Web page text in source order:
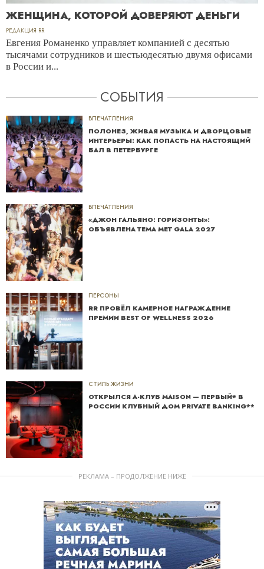
ЖЕНЩИНА, КОТОРОЙ ДОВЕРЯЮТ ДЕНЬГИ
РЕДАКЦИЯ RR
Евгения Романенко управляет компанией с десятью
тысячами сотрудников и шестьюдесятью двумя офисами
в России и...
СОБЫТИЯ
ВПЕЧАТЛЕНИЯ
ПОЛОНЕЗ, ЖИВАЯ МУЗЫКА И ДВОРЦОВЫЕ
ИНТЕРЬЕРЫ: КАК ПОПАСТЬ НА НАСТОЯЩИЙ
БАЛ В ПЕТЕРБУРГЕ
ВПЕЧАТЛЕНИЯ
«ДЖОН ГАЛЬЯНО: ГОРИЗОНТЫ»:
ОБЪЯВЛЕНА ТЕМА MET GALA 2027
ПЕРСОНЫ
RR ПРОВЁЛ КАМЕРНОЕ НАГРАЖДЕНИЕ
ПРЕМИИ BEST OF WELLNESS 2026
СТИЛЬ ЖИЗНИ
ОТКРЫЛСЯ А-КЛУБ MAISON — ПЕРВЫЙ* В
РОССИИ КЛУБНЫЙ ДОМ PRIVATE BANKING**
РЕКЛАМА – ПРОДОЛЖЕНИЕ НИЖЕ